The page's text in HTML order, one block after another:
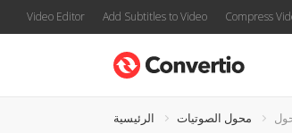
Video Editor Add Subtitles to Video Compress
الرئيسية محول الصوتيات